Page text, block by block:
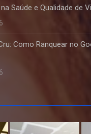
Saúde e Qualidade de
Como Ranquear no